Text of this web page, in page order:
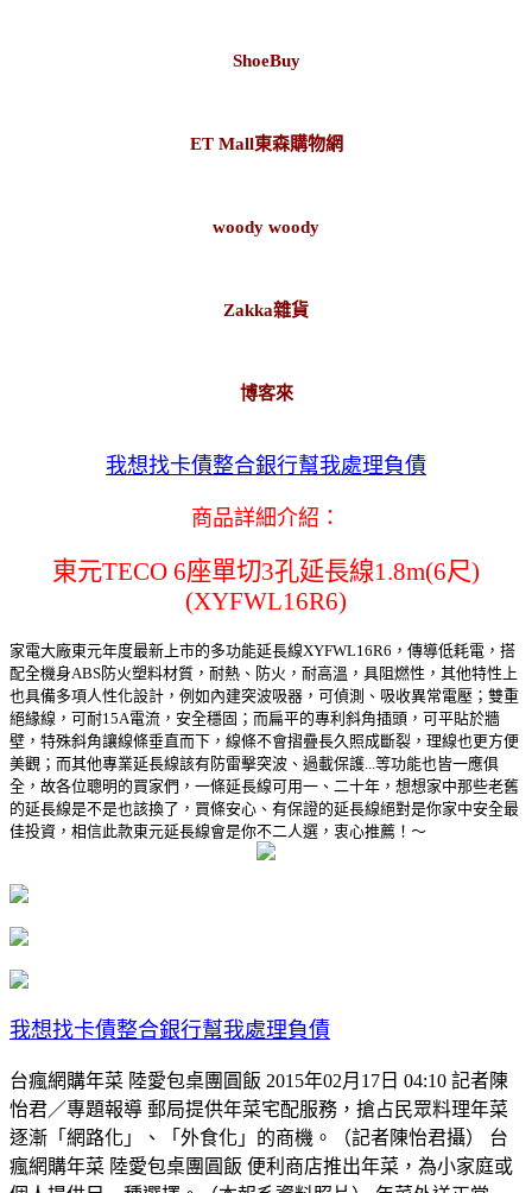
ShoeBuy
ET Mall東森購物網
woody woody
Zakka雜貨
博客來
我想找卡債整合銀行幫我處理負債
商品詳細介紹：
東元TECO 6座單切3孔延長線1.8m(6尺)
(XYFWL16R6)
家電大廠東元年度最新上市的多功能延長線XYFWL16R6，傳導低耗電，搭
配全機身ABS防火塑料材質，耐熱、防火，耐高溫，具阻燃性，其他特性上
也具備多項人性化設計，例如內建突波吸器，可偵測、吸收異常電壓；雙重
絕緣線，可耐15A電流，安全穩固；而扁平的專利斜角插頭，可平貼於牆
壁，特殊斜角讓線條垂直而下，線條不會摺疊長久照成斷裂，理線也更方便
美觀；而其他專業延長線該有防雷擊突波、過載保護...等功能也皆一應俱
全，故各位聰明的買家們，一條延長線可用一、二十年，想想家中那些老舊
的延長線是不是也該換了，買條安心、有保證的延長線絕對是你家中安全最
佳投資，相信此款東元延長線會是你不二人選，衷心推薦！～
我想找卡債整合銀行幫我處理負債
台瘋網購年菜 陸愛包桌團圓飯 2015年02月17日 04:10 記者陳
怡君／專題報導 郵局提供年菜宅配服務，搶占民眾料理年菜
逐漸「網路化」、「外食化」的商機。（記者陳怡君攝） 台
瘋網購年菜 陸愛包桌團圓飯 便利商店推出年菜，為小家庭或